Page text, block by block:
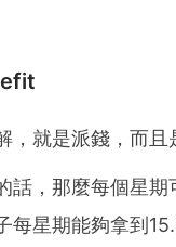
，就是派錢，而且
話，那麼每個星
每星期能夠拿到